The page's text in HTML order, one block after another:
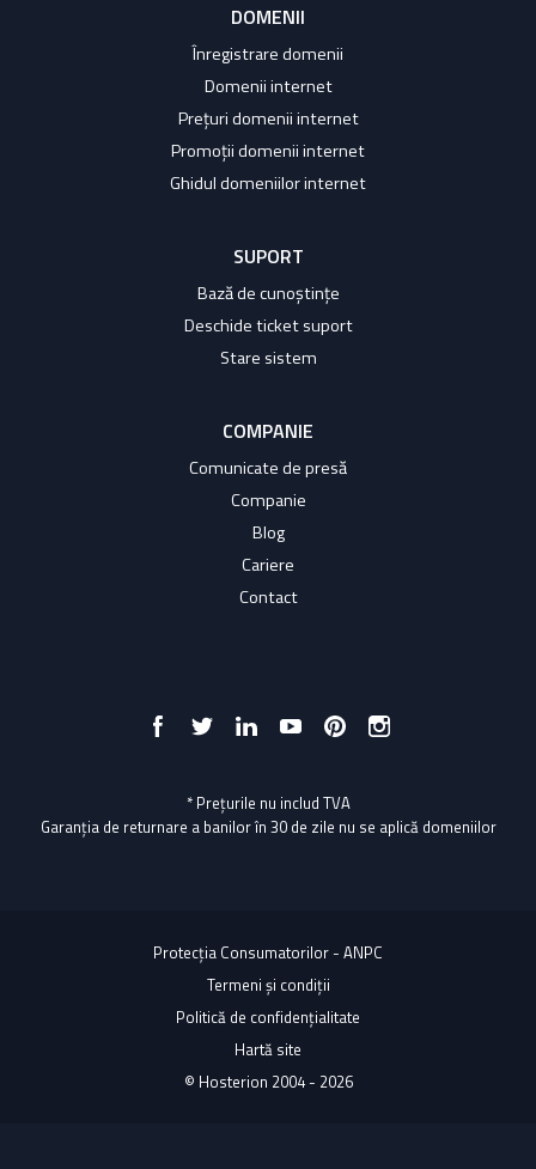
DOMENII
Înregistrare domenii
Domenii internet
Prețuri domenii internet
Promoții domenii internet
Ghidul domeniilor internet
SUPORT
Bază de cunoștințe
Deschide ticket suport
Stare sistem
COMPANIE
Comunicate de presă
Companie
Blog
Cariere
Contact
* Prețurile nu includ TVA
Garanția de returnare a banilor în 30 de zile nu se aplică domeniilor
© Hosterion 2004 - 2026
Protecția Consumatorilor - ANPC
Termeni și condiții
Politică de confidențialitate
Hartă site